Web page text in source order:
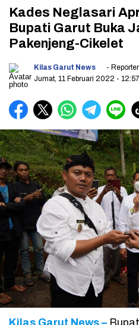
Kades Neglasari
Bupati Garut Buka
Pakenjeng-Cikelet
Kilas Garut News
- Reporter
Jumat, 11 Februari 2022 -